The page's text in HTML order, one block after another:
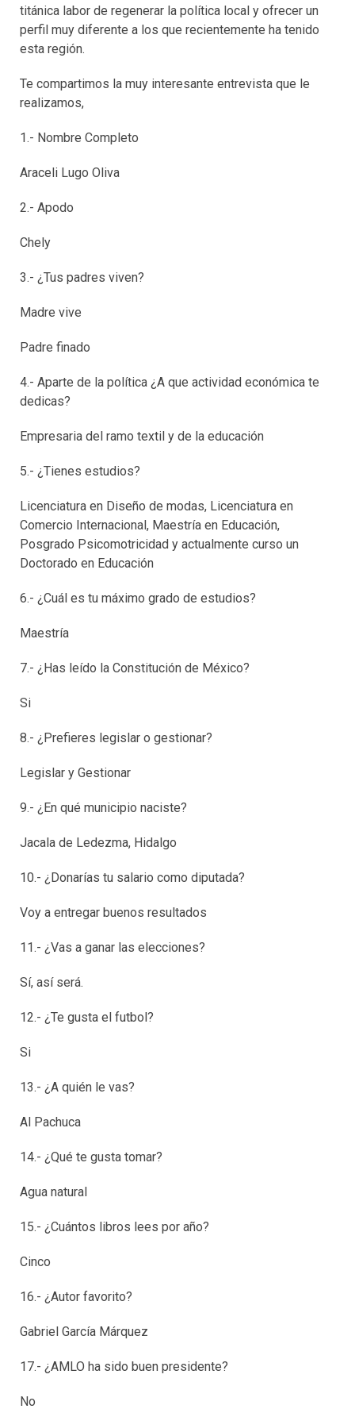
titánica labor de regenerar la política local y ofrecer un
perfil muy diferente a los que recientemente ha tenido
esta región.
Te compartimos la muy interesante entrevista que le
realizamos,
1.- Nombre Completo
Araceli Lugo Oliva
2.- Apodo
Chely
3.- ¿Tus padres viven?
Madre vive
Padre finado
4.- Aparte de la política ¿A que actividad económica te
dedicas?
Empresaria del ramo textil y de la educación
5.- ¿Tienes estudios?
Licenciatura en Diseño de modas, Licenciatura en
Comercio Internacional, Maestría en Educación,
Posgrado Psicomotricidad y actualmente curso un
Doctorado en Educación
6.- ¿Cuál es tu máximo grado de estudios?
Maestría
7.- ¿Has leído la Constitución de México?
Si
8.- ¿Prefieres legislar o gestionar?
Legislar y Gestionar
9.- ¿En qué municipio naciste?
Jacala de Ledezma, Hidalgo
10.- ¿Donarías tu salario como diputada?
Voy a entregar buenos resultados
11.- ¿Vas a ganar las elecciones?
Sí, así será.
12.- ¿Te gusta el futbol?
Si
13.- ¿A quién le vas?
Al Pachuca
14.- ¿Qué te gusta tomar?
Agua natural
15.- ¿Cuántos libros lees por año?
Cinco
16.- ¿Autor favorito?
Gabriel García Márquez
17.- ¿AMLO ha sido buen presidente?
No